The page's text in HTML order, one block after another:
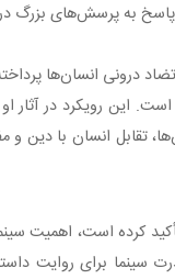
به پرسش‌های بزرگ در
درونی انسان‌ها
این رویکرد در آثار
تقابل انسان با دین
کرده است، اهمیت
سینما برای روایت